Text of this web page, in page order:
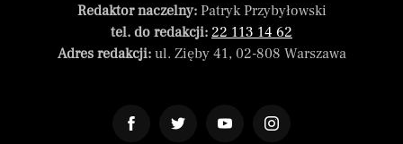
Redaktor naczelny:Patryk Przybyłowski
tel. do redakcji: 22 113 14 62
Adres redakcji:ul. Zięby 41, 02-808 Warszawa